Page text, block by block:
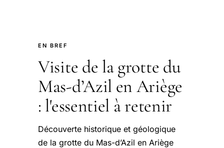
EN BREF
Visite de la grotte du
Mas-d’Azil en Ariège
: l'essentiel à retenir
Découverte historique et géologique
de la grotte du Mas-d’Azil en Ariège